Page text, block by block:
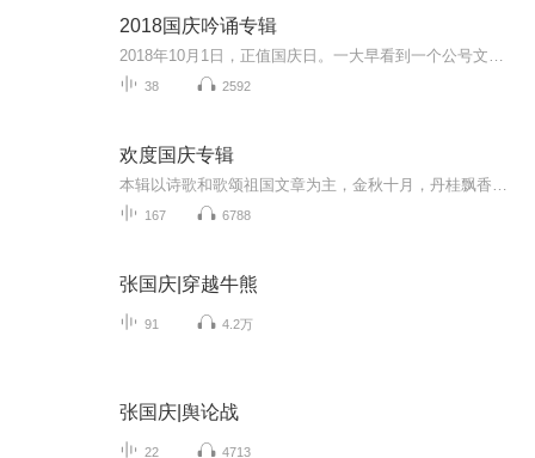
2018国庆吟诵专辑
38 2592
欢度国庆专辑
167 6788
张国庆|穿越牛熊
91 4.2万
张国庆|舆论战
22 4713